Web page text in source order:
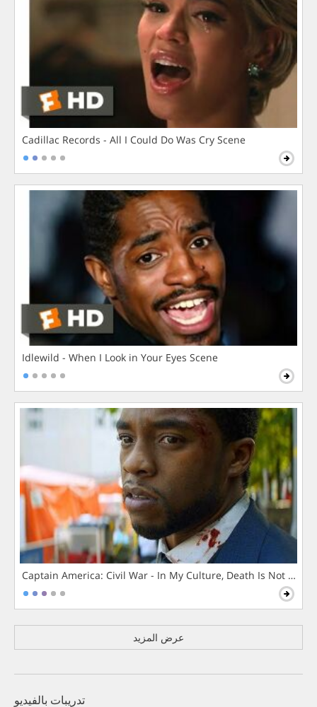
Cadillac Records - All I Could Do Was Cry Scene
Idlewild - When I Look in Your Eyes Scene
Captain America: Civil War - In My Culture, Death Is Not The
عرض المزيد
تدريبات بالفيديو